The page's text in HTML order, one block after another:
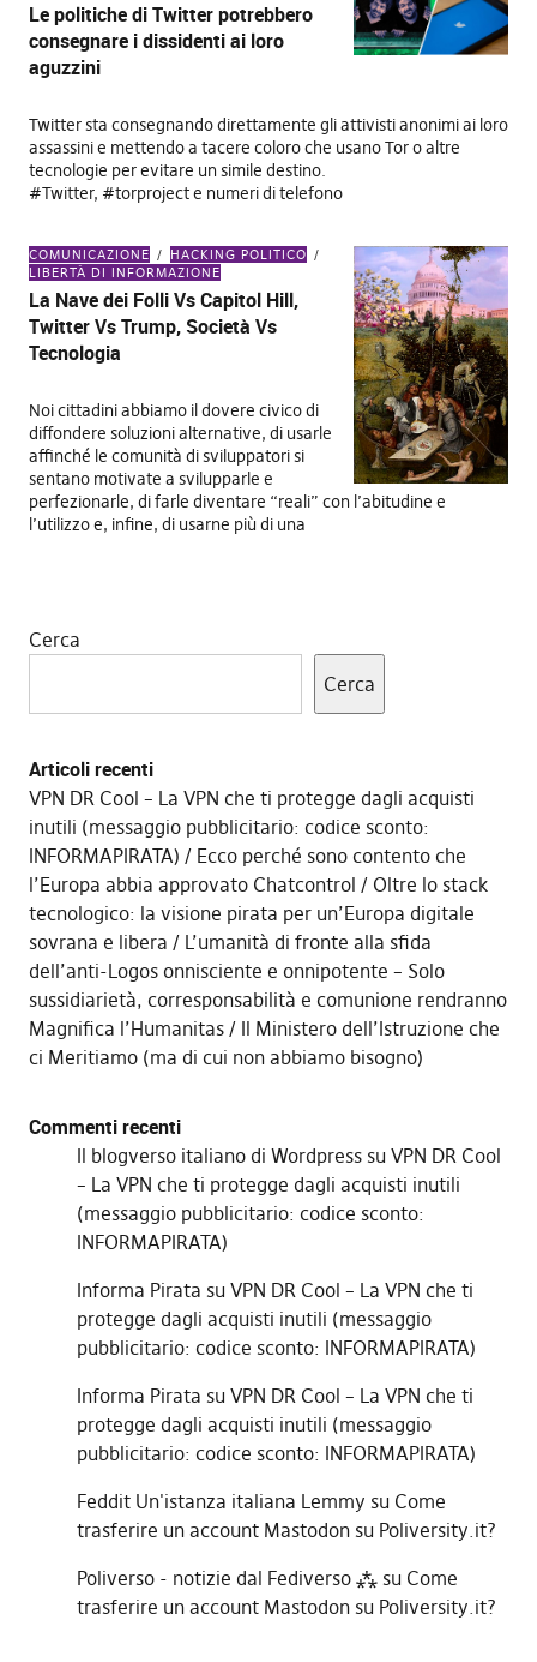
Le politiche di Twitter potrebbero
consegnare i dissidenti ai loro
aguzzini
Twitter sta consegnando direttamente gli attivisti anonimi ai loro
assassini e mettendo a tacere coloro che usano Tor o altre
tecnologie per evitare un simile destino.
#Twitter, #torproject e numeri di telefono
COMUNICAZIONE
HACKING POLITICO
LIBERTÀ DI INFORMAZIONE
La Nave dei Folli Vs Capitol Hill,
Twitter Vs Trump, Società Vs
Tecnologia
Noi cittadini abbiamo il dovere civico di
diffondere soluzioni alternative, di usarle
affinché le comunità di sviluppatori si
sentano motivate a svilupparle e
perfezionarle, di farle diventare “reali” con l’abitudine e
l’utilizzo e, infine, di usarne più di una
Cerca
Cerca
Articoli recenti
VPN DR Cool – La VPN che ti protegge dagli acquisti
inutili (messaggio pubblicitario: codice sconto:
INFORMAPIRATA)
Ecco perché sono contento che
l’Europa abbia approvato Chatcontrol
Oltre lo stack
tecnologico: la visione pirata per un’Europa digitale
sovrana e libera
L’umanità di fronte alla sfida
dell’anti-Logos onnisciente e onnipotente – Solo
sussidiarietà, corresponsabilità e comunione rendranno
Magnifica l’Humanitas
Il Ministero dell’Istruzione che
ci Meritiamo (ma di cui non abbiamo bisogno)
Commenti recenti
Il blogverso italiano di Wordpresssu VPN DR Cool
– La VPN che ti protegge dagli acquisti inutili
(messaggio pubblicitario: codice sconto:
INFORMAPIRATA)
Informa Pirata su VPN DR Cool – La VPN che ti
protegge dagli acquisti inutili (messaggio
pubblicitario: codice sconto: INFORMAPIRATA)
Informa Pirata su VPN DR Cool – La VPN che ti
protegge dagli acquisti inutili (messaggio
pubblicitario: codice sconto: INFORMAPIRATA)
Feddit Un'istanza italiana Lemmy su Come
trasferire un account Mastodon su Poliversity.it?
Poliverso - notizie dal Fediverso ⁂su Come
trasferire un account Mastodon su Poliversity.it?